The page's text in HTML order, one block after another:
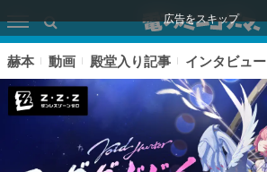
広告をスキップ
赫本 動画 殿堂入り記事 インタビュー